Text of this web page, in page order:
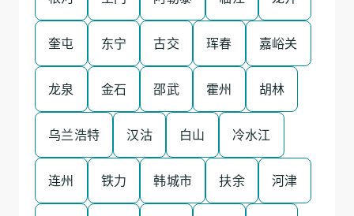
奎屯 东宁 古交 珲春 嘉峪关
龙泉 金石 邵武 霍州 胡林
乌兰浩特 汉沽 白山 冷水江
连州 铁力 韩城市 扶余 河津